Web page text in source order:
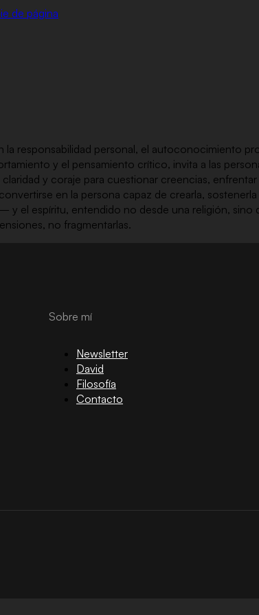
de página
la responsabilidad personal, el autoconocimiento
y el pensamiento crítico, invita a las
y coraje para cuestionar creencias,
en la persona capaz de crearla,
el espíritu, entendido no desde una religión,
no fragmentarlas.
Sobre mí
Newsletter
David
Filosofía
Contacto